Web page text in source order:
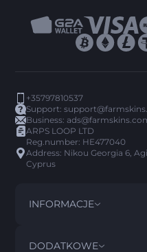
+35797810537
Support:
Business:
ARPS LOOP LTD
Reg.number: HE477040
Address: Nikou Georgia 6,
Cyprus
INFORMACJE
REGULAMIN
DODATKOWE